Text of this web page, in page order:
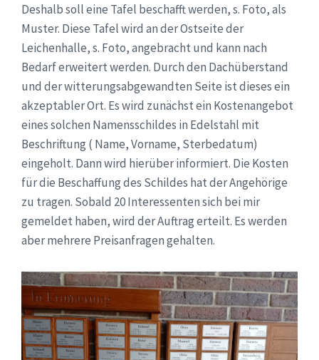
Deshalb soll eine Tafel beschafft werden, s. Foto, als
Muster. Diese Tafel wird an der Ostseite der
Leichenhalle, s. Foto, angebracht und kann nach
Bedarf erweitert werden. Durch den Dachüberstand
und der witterungsabgewandten Seite ist dieses ein
akzeptabler Ort. Es wird zunächst ein Kostenangebot
eines solchen Namensschildes in Edelstahl mit
Beschriftung ( Name, Vorname, Sterbedatum)
eingeholt. Dann wird hierüber informiert. Die Kosten
für die Beschaffung des Schildes hat der Angehörige
zu tragen. Sobald 20 Interessenten sich bei mir
gemeldet haben, wird der Auftrag erteilt. Es werden
aber mehrere Preisanfragen gehalten.